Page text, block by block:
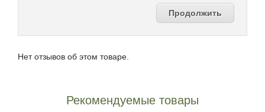
Продолжить
Нет отзывов об этом товаре.
Рекомендуемые товары